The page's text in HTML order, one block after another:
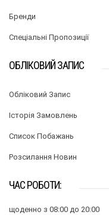
Бренди
Спеціальні Пропозиції
ОБЛІКОВИЙ ЗАПИС
Обліковий Запис
Історія Замовлень
Список Побажань
Розсилання Новин
ЧАС РОБОТИ:
щоденно з 08:00 до 20:00